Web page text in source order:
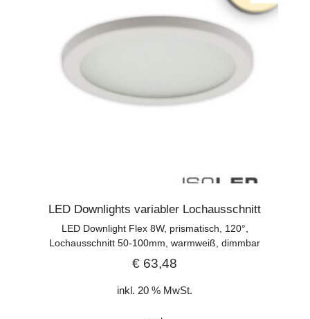
LED Downlights variabler Lochausschnitt
LED Downlight Flex 8W, prismatisch, 120°,
Lochausschnitt 50-100mm, warmweiß, dimmbar
€ 63,48
inkl. 20 % MwSt.